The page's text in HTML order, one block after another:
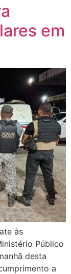
em
às
Público
desta
a